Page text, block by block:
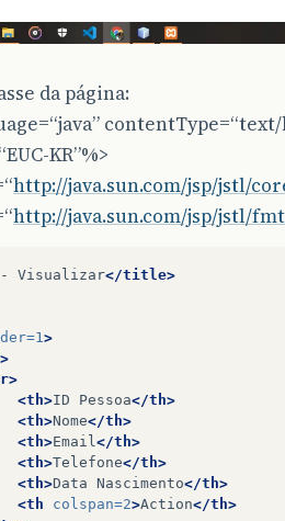
da página:
KR”%>
http://java.sun.com/jsp/jstl/
http://java.sun.com/jsp/jstl/fmt
- Visualizar</title>
1>
<th>ID Pessoa</th>
<th>Nome</th>
<th>Email</th>
<th>Telefone</th>
<th>Data Nascimento</th>
<th
colspan=2>Action</th>